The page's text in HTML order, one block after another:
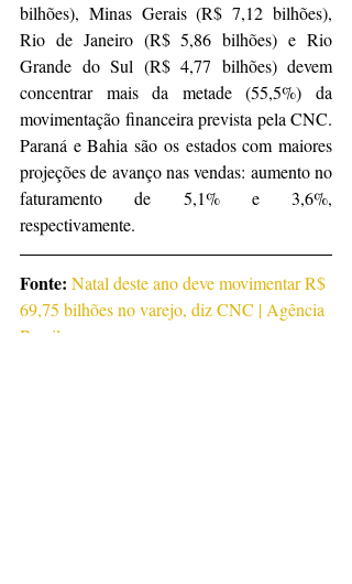
bilhões), Minas Gerais (R$ 7,12 bilhões),
Rio de Janeiro (R$ 5,86 bilhões) e Rio
Grande do Sul (R$ 4,77 bilhões) devem
concentrar mais da metade (55,5%) da
movimentação financeira prevista pela CNC.
Paraná e Bahia são os estados com maiores
projeções de avanço nas vendas: aumento no
faturamento de 5,1% e 3,6%,
respectivamente.
Fonte: Natal deste ano deve movimentar R$
69,75 bilhões no varejo, diz CNC | Agência
Brasil